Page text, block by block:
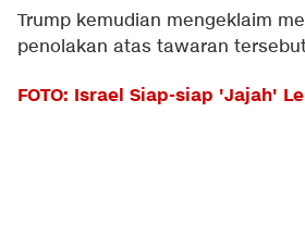
Trump kemudian mengeklaim
penolakan atas tawaran
FOTO: Israel Siap-siap 'Jajah'